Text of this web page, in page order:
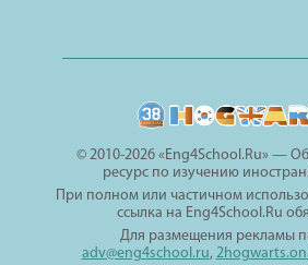
© 2010-2026 «Eng4School.Ru» —
ресурс по изучению
При полном или частичном
ссылка на Eng4School.Ru
Для размещения рекламы
adv@eng4school.ru,